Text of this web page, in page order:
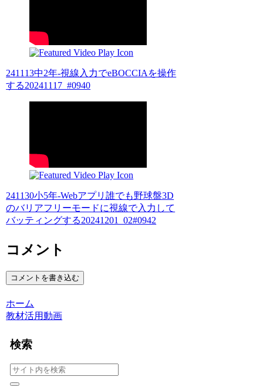
241113中2年-視線入力でeBOCCIAを操作
する20241117_#0940
241130小5年-Webアプリ誰でも野球盤3D
のバリアフリーモードに視線で入力して
バッティングする20241201_02#0942
コメント
コメントを書き込む
ホーム
教材活用動画
検索